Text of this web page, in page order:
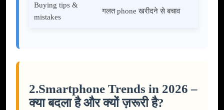
Buying tips &
mistakes
गलत phone खरीदने से बचाव
2.Smartphone Trends in 2026 –
क्या बदला है और क्यों ज़रूरी है?